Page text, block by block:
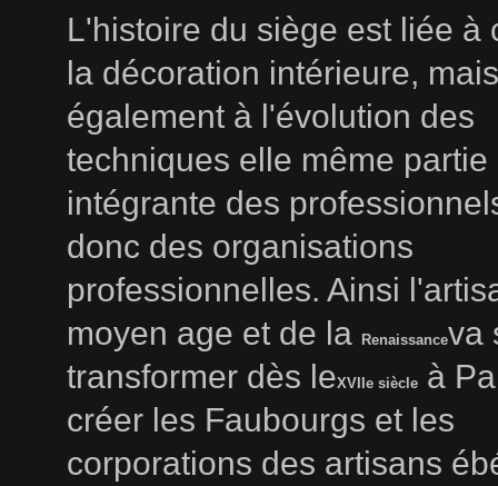
L'histoire du siège est liée à
la décoration intérieure, mais
également à l'évolution des
techniques elle même partie
intégrante des
donc des organisations
professionnelles. Ainsi
moyen age et de la
Renaissanceva
transformer dès leXVIIe siècle à
créer les Faubourgs et les
corporations des artisans